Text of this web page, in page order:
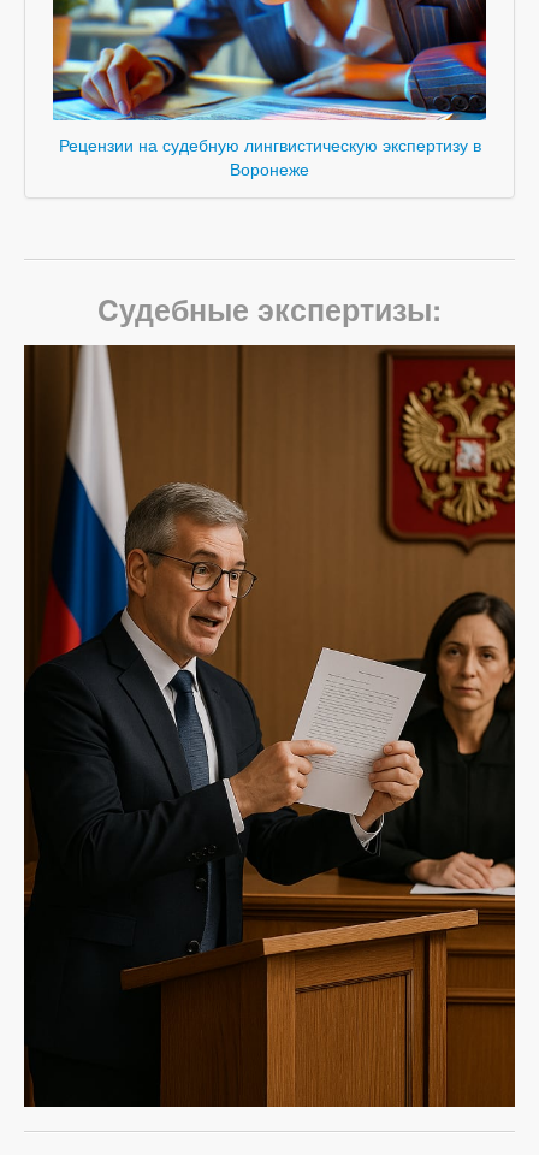
Рецензии на судебную лингвистическую экспертизу в
Воронеже
Cудебные экспертизы: